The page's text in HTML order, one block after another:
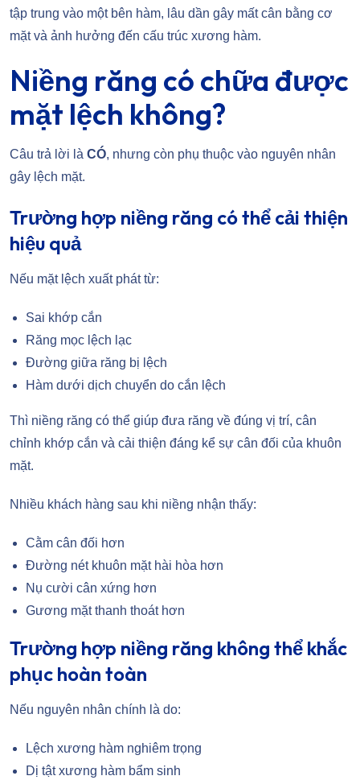
tập trung vào một bên hàm, lâu dần gây mất cân bằng cơ
mặt và ảnh hưởng đến cấu trúc xương hàm.
Niềng răng có chữa được
mặt lệch không?
Câu trả lời là CÓ, nhưng còn phụ thuộc vào nguyên nhân
gây lệch mặt.
Trường hợp niềng răng có thể cải thiện
hiệu quả
Nếu mặt lệch xuất phát từ:
Sai khớp cắn
Răng mọc lệch lạc
Đường giữa răng bị lệch
Hàm dưới dịch chuyển do cắn lệch
Thì niềng răng có thể giúp đưa răng về đúng vị trí, cân
chỉnh khớp cắn và cải thiện đáng kể sự cân đối của khuôn
mặt.
Nhiều khách hàng sau khi niềng nhận thấy:
Cằm cân đối hơn
Đường nét khuôn mặt hài hòa hơn
Nụ cười cân xứng hơn
Gương mặt thanh thoát hơn
Trường hợp niềng răng không thể khắc
phục hoàn toàn
Nếu nguyên nhân chính là do:
Lệch xương hàm nghiêm trọng
Dị tật xương hàm bẩm sinh